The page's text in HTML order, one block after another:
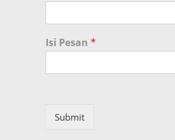
Isi Pesan *
Submit